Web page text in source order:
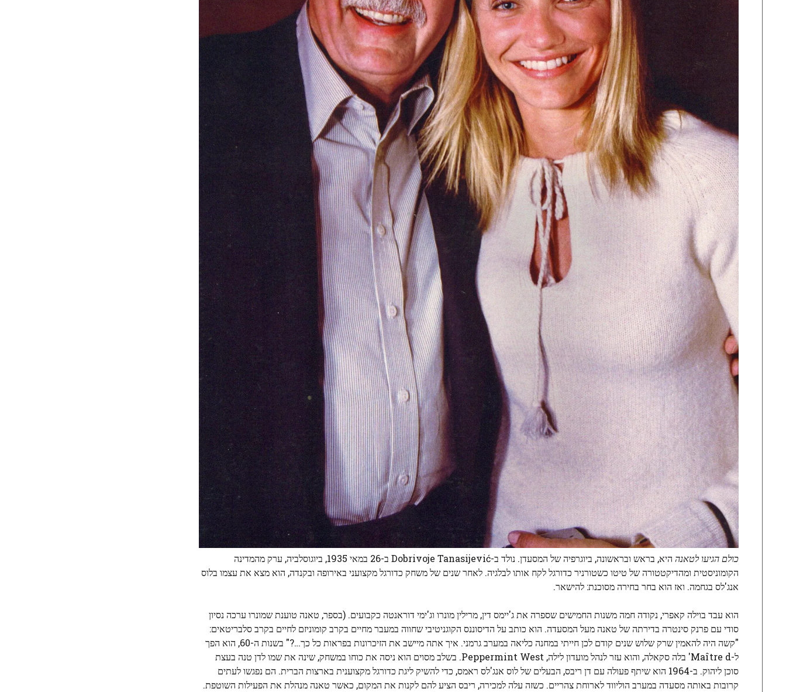
כולם הגיעו לטאנה
היא, בראש ובראשונה, ביוגרפיה של המסעדן. נולד ב-Dobrivoje Tanasijević ב-26 במאי 1935, ביוגוסלביה, ערק מהמדינה
הקומוניסטית ומהדיקטטורה של טיטו כשטורניר כדורגל לקח אותו לבלגיה. לאחר שנים של משחק כדורגל מקצועני באירופה ובקנדה, הוא מצא את עצמו בלוס
אנג'לס בגחמה. ואז הוא בחר בחירה מסוכנת: להישאר.
הוא עבד בוילה קאפרי, נקודה חמה משנות החמישים שספרה את ג'יימס דין, מרילין מונרו וג'ימי דוראנטה כקבועים. (בספר, טאנה טוענת שמונרו ערכה נסיון
סודי עם פרנק סינטרה בדירתה של טאנה מעל המסעדה. הוא כותב על הדיסוננס הקוגניטיבי שחווה במעבר מחיים בקרב קומוניזם לחיים בקרב סלבריטאים:
"קשה היה להאמין שרק שלוש שנים קודם לכן חייתי במחנה כליאה במערב גרמני. איך אתה מיישב את הזיכרונות בפראות כל כך…?" בשנות ה-60, הוא הפך
ל-Maître d' בלה סקאלה, והוא עזר לנהל מועדון לילה, Peppermint West. בשלב מסוים הוא ניסה את כוחו במשחק, שינה את שמו לדן טנה בעצת
סוכן ליהוק. ב-1964 הוא שיתף פעולה עם דן ריבס, הבעלים של לוס אנג'לס ראמס, כדי להשיק ליגת כדורגל מקצוענית בארצות הברית. הם נפגשו לעתים
קרובות באותה מסעדה במערב הוליווד לארוחת צהריים. כשזה עלה למכירה, ריבס הציע להם לקנות את המקום, כאשר טאנה מנהלת את הפעילות השוטפת.